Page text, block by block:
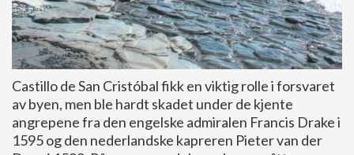
Castillo de San Cristóbal fikk en viktig rolle i forsvaret
av byen, men ble hardt skadet under de kjente
angrepene fra den engelske admiralen Francis Drake i
1595 og den nederlandske kapreren Pieter van der